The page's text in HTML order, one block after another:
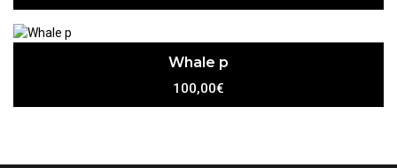
Whale p
100,00€